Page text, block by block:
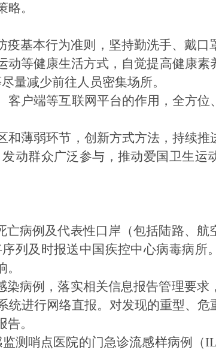
。
基本行为准则，坚持勤洗手、戴口
等健康生活方式，自觉提高健康素
量减少前往人员密集场所。
户端等互联网平台的作用，全方位
薄弱环节，创新方式方法，持续推
发动群众广泛参与 ，推动爱国卫生运
亡病例及代表性口岸（包括陆路、航
列 及 时报送中国疾控中心病毒病所
染病例，落实相关信息报告管理要求
统进行网络直报。对发现的重型、危
。
测哨点医院的门急诊流感样病例（